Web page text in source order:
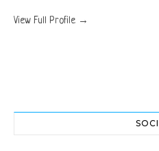
View Full Profile →